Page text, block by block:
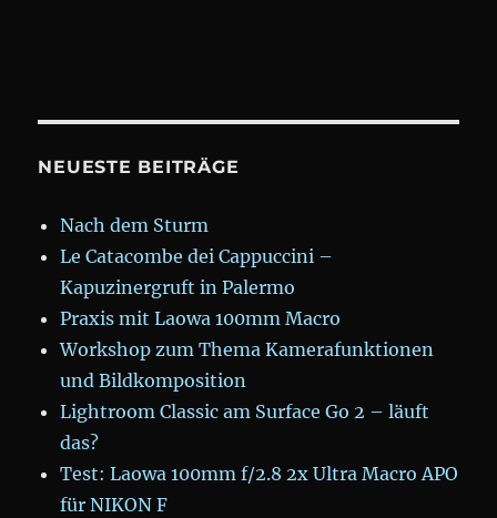
NEUESTE BEITRÄGE
Nach dem Sturm
Le Catacombe dei Cappuccini –
Kapuzinergruft in Palermo
Praxis mit Laowa 100mm Macro
Workshop zum Thema Kamerafunktionen
und Bildkomposition
Lightroom Classic am Surface Go 2 – läuft
das?
Test: Laowa 100mm f/2.8 2x Ultra Macro APO
für NIKON F